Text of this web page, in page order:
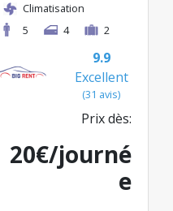
Climatisation
5
4 2
9.9
Excellent
(31 avis)
Prix dès:
20€/journé
e